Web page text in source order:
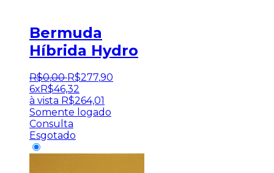
Bermuda
Híbrida Hydro
R$0,00 R$277,90
6x R$46,32
à vista R$264,01
Somente logado
Consulta
Esgotado